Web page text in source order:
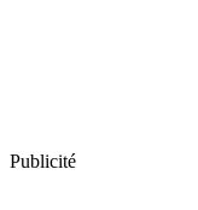
Publicité